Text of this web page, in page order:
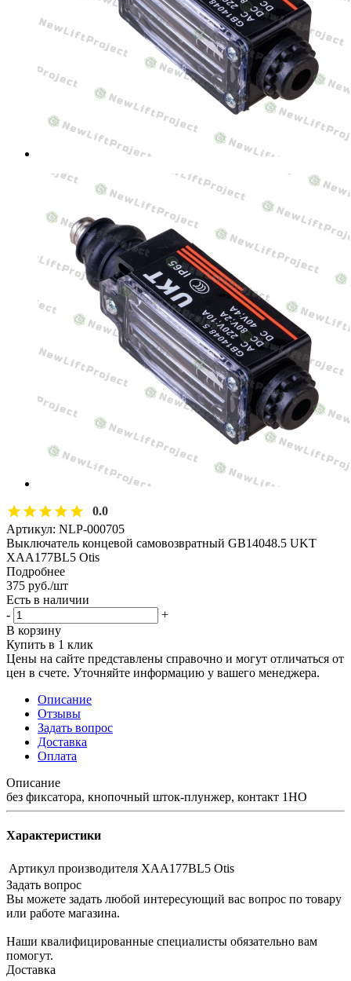
0.0
Артикул: NLP-000705
Выключатель концевой самовозвратный GB14048.5 UKT
XAA177BL5 Otis
Подробнее
375 руб./шт
Есть в наличии
-
+
В корзину
Купить в 1 клик
Цены на сайте представлены справочно и могут отличаться от
цен в счете. Уточняйте информацию у вашего менеджера.
Описание
Отзывы
Задать вопрос
Доставка
Оплата
Описание
без фиксатора, кнопочный шток-плунжер, контакт 1НО
Характеристики
Артикул производителя XAA177BL5 Otis
Задать вопрос
Вы можете задать любой интересующий вас вопрос по товару
или работе магазина.
Наши квалифицированные специалисты обязательно вам
помогут.
Доставка